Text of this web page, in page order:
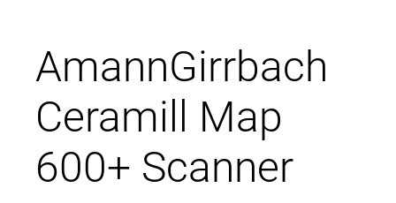
AmannGirrbach
Ceramill Map
600+ Scanner